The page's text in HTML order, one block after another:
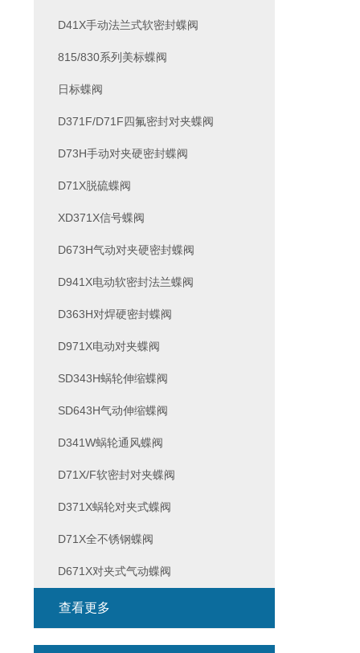
D41X手动法兰式软密封蝶阀
815/830系列美标蝶阀
日标蝶阀
D371F/D71F四氟密封对夹蝶阀
D73H手动对夹硬密封蝶阀
D71X脱硫蝶阀
XD371X信号蝶阀
D673H气动对夹硬密封蝶阀
D941X电动软密封法兰蝶阀
D363H对焊硬密封蝶阀
D971X电动对夹蝶阀
SD343H蜗轮伸缩蝶阀
SD643H气动伸缩蝶阀
D341W蜗轮通风蝶阀
D71X/F软密封对夹蝶阀
D371X蜗轮对夹式蝶阀
D71X全不锈钢蝶阀
D671X对夹式气动蝶阀
查看更多